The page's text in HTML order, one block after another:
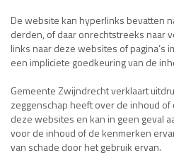
De website kan hyperlinks bevatten
derden, of daar onrechtstreeks naar
links naar deze websites of pagina’s
een impliciete goedkeuring van de
Gemeente Zwijndrecht verklaart
zeggenschap heeft over de inhoud
deze websites en kan in geen geval
voor de inhoud of de kenmerken
van schade door het gebruik ervan.